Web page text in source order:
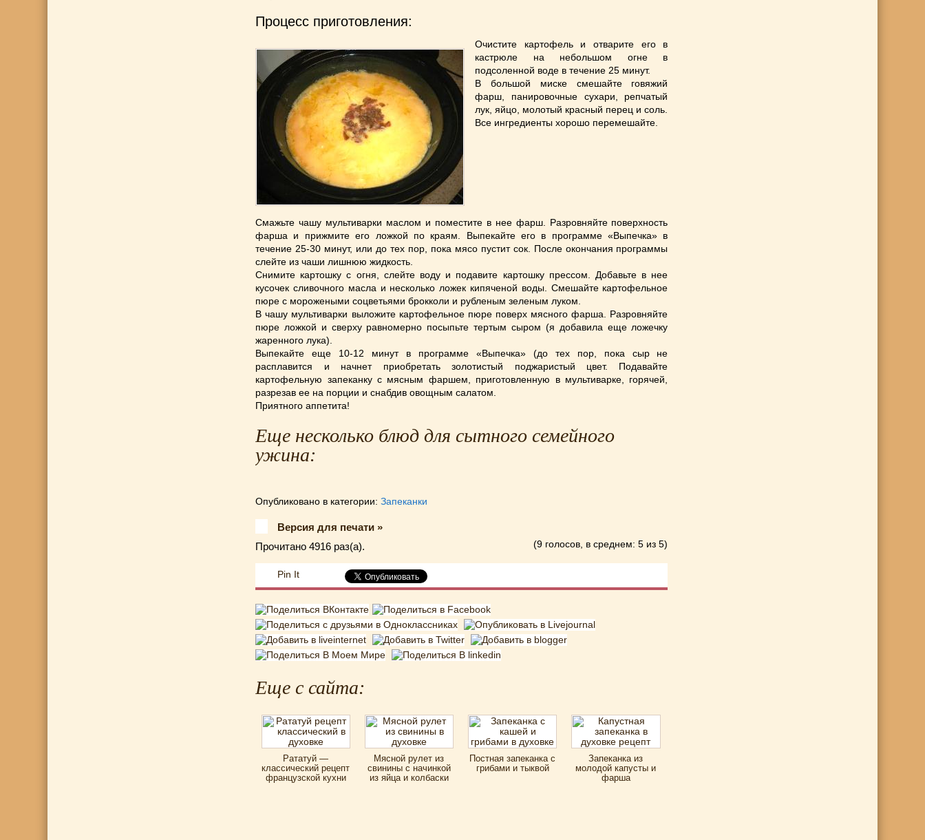
Процесс приготовления:
Очистите картофель и отварите его в
кастрюле на небольшом огне в
подсоленной воде в течение 25 минут.
В большой миске смешайте говяжий
фарш, панировочные сухари, репчатый
лук, яйцо, молотый красный перец и соль.
Все ингредиенты хорошо перемешайте.
Смажьте чашу мультиварки маслом и поместите в нее фарш. Разровняйте поверхность
фарша и прижмите его ложкой по краям. Выпекайте его в программе «Выпечка» в
течение 25-30 минут, или до тех пор, пока мясо пустит сок. После окончания программы
слейте из чаши лишнюю жидкость.
Снимите картошку с огня, слейте воду и подавите картошку прессом. Добавьте в нее
кусочек сливочного масла и несколько ложек кипяченой воды. Смешайте картофельное
пюре с морожеными соцветьями брокколи и рубленым зеленым луком.
В чашу мультиварки выложите картофельное пюре поверх мясного фарша. Разровняйте
пюре ложкой и сверху равномерно посыпьте тертым сыром (я добавила еще ложечку
жаренного лука).
Выпекайте еще 10-12 минут в программе «Выпечка» (до тех пор, пока сыр не
расплавится и начнет приобретать золотистый поджаристый цвет. Подавайте
картофельную запеканку с мясным фаршем, приготовленную в мультиварке, горячей,
разрезав ее на порции и снабдив овощным салатом.
Приятного аппетита!
Еще несколько блюд для сытного семейного
ужина:
Опубликовано в категории:Запеканки
Версия для печати »
Прочитано 4916 раз(a).
(9 голосов, в среднем: 5 из 5)
Pin It
Еще с сайта:
Рататуй —
классический рецепт
французской кухни
Мясной рулет из
свинины с начинкой
из яйца и колбаски
Постная запеканка с
грибами и тыквой
Запеканка из
молодой капусты и
фарша